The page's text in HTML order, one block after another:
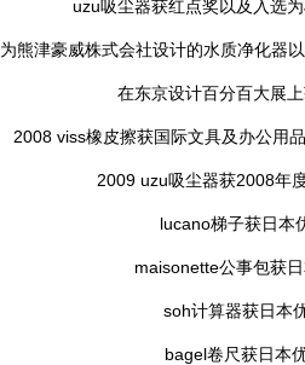
uzu吸尘器获红点奖以及入选
为熊津豪威株式会社设计的水质净化器
在东京设计百分百大展
2008 viss橡皮擦获国际文具及办公用
2009 uzu吸尘器获2008年
lucano梯子获日本
maisonette公事包获
soh计算器获日本
bagel卷尺获日本